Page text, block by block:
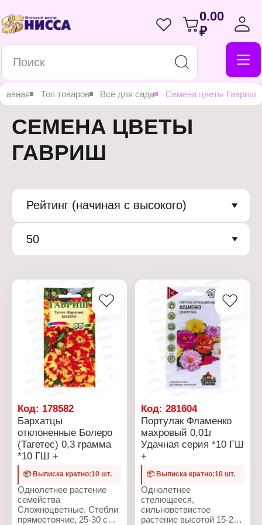
0.00
₽
Топ товаров Все для сада Семена цветы Гавриш
СЕМЕНА ЦВЕТЫ
ГАВРИШ
Рейтинг (начиная с высокого)
50
Код: 178582
Бархатцы
отклоненные Болеро
(Тагетес) 0,3 грамма
*10 ГШ +
📦 Выписка кратно:10 шт.
Однолетнее растение
семейства
Сложноцветные. Стебли
прямостоячие, 25-30 см
Код:281604
Портулак Фламенко
махровый 0,01г
Удачная серия *10 ГШ
+
📦 Выписка кратно:10 шт.
Однолетнее
стелющееся,
сильноветвистое
растение высотой 15-20